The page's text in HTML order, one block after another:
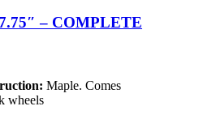
– COMPLETE
Maple. Comes
wheels